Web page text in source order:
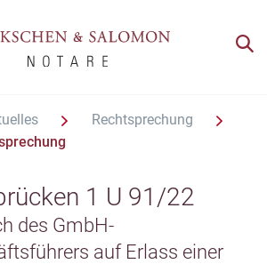
Rechtsprechung
1 U 91/22
des GmbH-
auf Erlass einer